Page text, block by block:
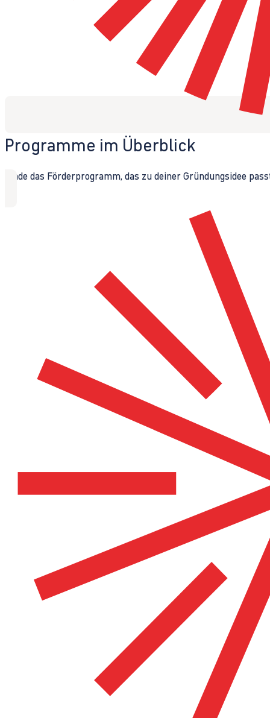
Programme im Überblick
Finde das Förderprogramm, das zu deiner Gründungsidee